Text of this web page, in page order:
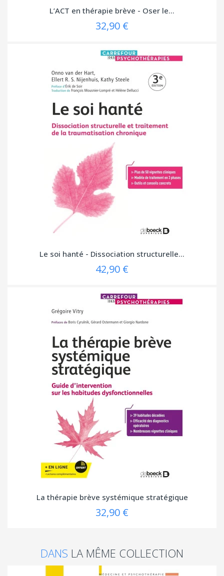
L’ACT en thérapie brève - Oser le...
32,90 €
Le soi hanté - Dissociation structurelle...
42,90 €
La thérapie brève systémique stratégique
32,90 €
DANS LA MÊME COLLECTION